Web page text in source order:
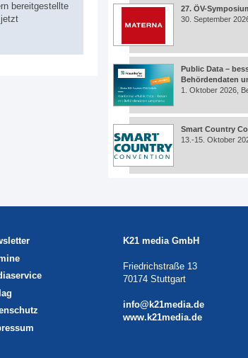
bereitgestellte
27. ÖV-
30. September
Public Data –
Behördendaten
1. Oktober 2026,
Smart Country
13.-15. Oktober
K21 media GmbH
Friedrichstraße 13
70174 Stuttgart
info@k21media.de
www.k21media.de